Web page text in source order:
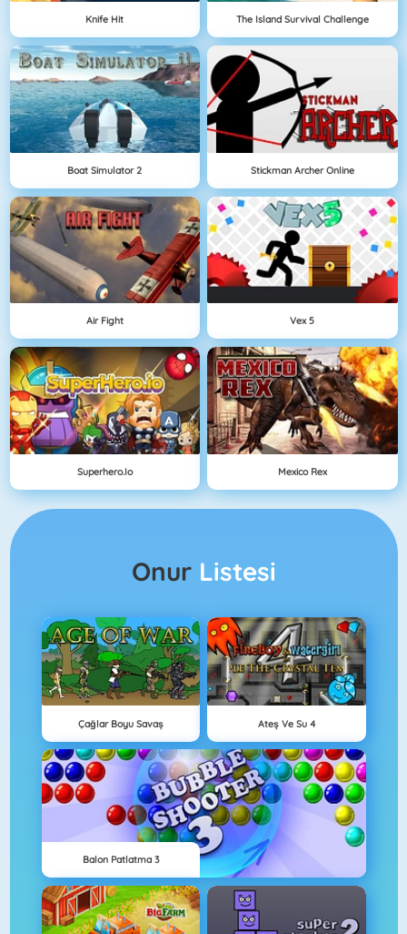
Knife Hit The Island Survival Challenge
Boat Simulator 2 Stickman Archer Online
Air Fight Vex 5
Superhero.io Mexico Rex
Onur Listesi
Çağlar Boyu Savaş Ateş Ve Su 4
Balon Patlatma 3